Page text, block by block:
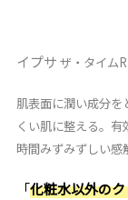
イプサ ザ・タイム
肌表面に潤い成分
くい肌に整える。
時間みずみずしい感
「化粧水以外の